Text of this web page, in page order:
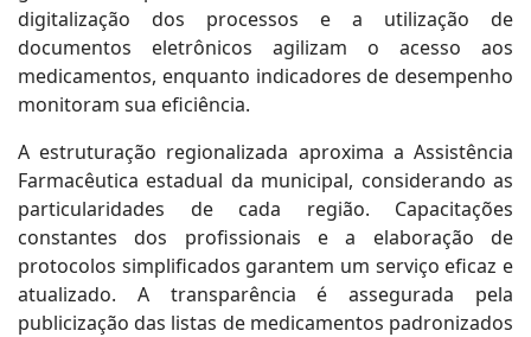
digitalização dos processos e a utilização de
documentos eletrônicos agilizam o acesso aos
medicamentos, enquanto indicadores de desempenho
monitoram sua eficiência.
A estruturação regionalizada aproxima a Assistência
Farmacêutica estadual da municipal, considerando as
particularidades de cada região. Capacitações
constantes dos profissionais e a elaboração de
protocolos simplificados garantem um serviço eficaz e
atualizado. A transparência é assegurada pela
publicização das listas de medicamentos padronizados